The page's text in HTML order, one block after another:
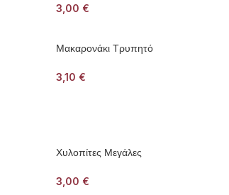
3,00 €
Μακαρονάκι Τρυπητό
3,10 €
Χυλοπίτες Μεγάλες
3,00 €